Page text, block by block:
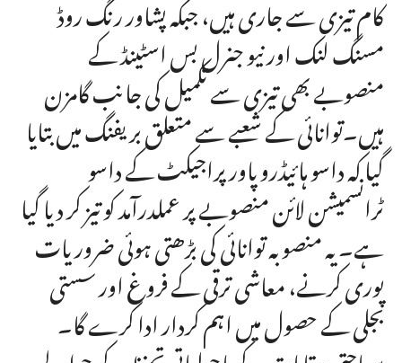
مسنگ لنک اور نیو جنرل بس اسٹینڈ کے
منصوبے بھی تیزی سے تکمیل کی جانب گامزن
ہیں۔توانائی کے شعبے سے متعلق بریفنگ میں بتایا
گیا کہ داسو ہائیڈرو پاور پراجیکٹ کے داسو
ٹرانسمیشن لائن منصوبے پر عملدرآمد کو تیز کر دیا گیا
ہے۔ یہ منصوبہ توانائی کی بڑھتی ہوئی ضروریات
پوری کرنے، معاشی ترقی کے فروغ اور سستی
بجلی کے حصول میں اہم کردار ادا کرے گا۔